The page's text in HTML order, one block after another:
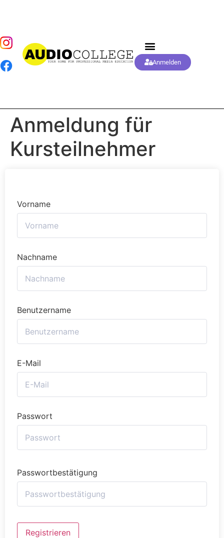
Anmelden
Anmeldung für
Kursteilnehmer
Vorname
Nachname
Benutzername
E-Mail
Passwort
Passwortbestätigung
Alternative:
Registrieren